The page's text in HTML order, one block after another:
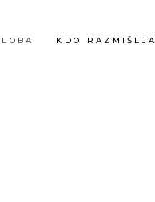
KDO RAZMIŠLJA